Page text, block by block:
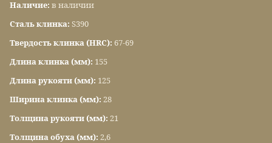
Наличие: в наличии
Сталь клинка: S390
Твердость клинка (HRC): 67-69
Длина клинка (мм): 155
Длина рукояти (мм): 125
Ширина клинка (мм): 28
Толщина рукояти (мм): 21
Толщина обуха (мм): 2,6